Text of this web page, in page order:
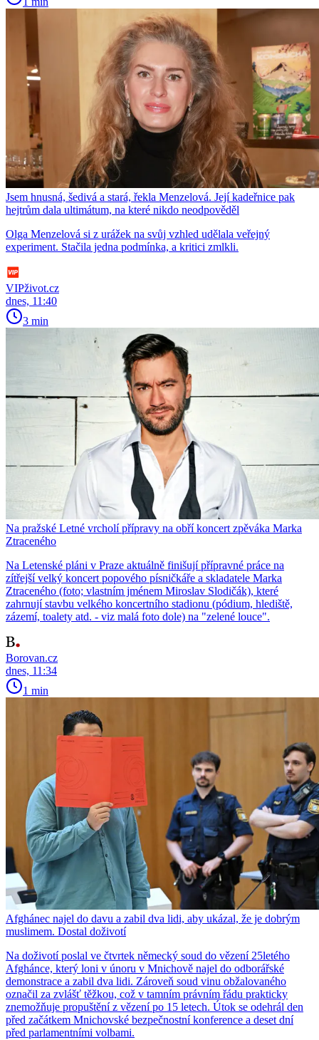
Jsem hnusná, šedivá a stará, řekla Menzelová. Její kadeřnice pak
hejtrům dala ultimátum, na které nikdo neodpověděl
Olga Menzelová si z urážek na svůj vzhled udělala veřejný
experiment. Stačila jedna podmínka, a kritici zmlkli.
VIPživot.cz
dnes, 11:40
3 min
Na pražské Letné vrcholí přípravy na obří koncert zpěváka Marka
Ztraceného
Na Letenské pláni v Praze aktuálně finišují přípravné práce na
zítřejší velký koncert popového písničkáře a skladatele Marka
Ztraceného (foto; vlastním jménem Miroslav Slodičák), které
zahrnují stavbu velkého koncertního stadionu (pódium, hlediště,
zázemí, toalety atd. - viz malá foto dole) na "zelené louce".
Borovan.cz
dnes, 11:34
1 min
Afghánec najel do davu a zabil dva lidi, aby ukázal, že je dobrým
muslimem. Dostal doživotí
Na doživotí poslal ve čtvrtek německý soud do vězení 25letého
Afghánce, který loni v únoru v Mnichově najel do odborářské
demonstrace a zabil dva lidi. Zároveň soud vinu obžalovaného
označil za zvlášť těžkou, což v tamním právním řádu prakticky
znemožňuje propuštění z vězení po 15 letech. Útok se odehrál den
před začátkem Mnichovské bezpečnostní konference a deset dní
před parlamentními volbami.